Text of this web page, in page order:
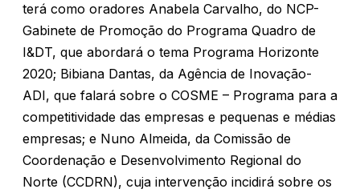
terá como oradores Anabela Carvalho, do NCP-
Gabinete de Promoção do Programa Quadro de
I&DT, que abordará o tema Programa Horizonte
2020; Bibiana Dantas, da Agência de Inovação-
ADI, que falará sobre o COSME – Programa para a
competitividade das empresas e pequenas e médias
empresas; e Nuno Almeida, da Comissão de
Coordenação e Desenvolvimento Regional do
Norte (CCDRN), cuja intervenção incidirá sobre os